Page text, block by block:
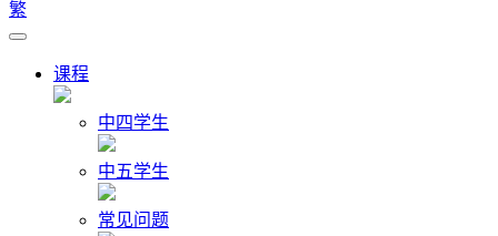
繁
课程
中四学生
中五学生
常见问题